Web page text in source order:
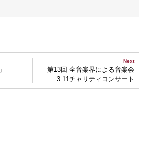
Next
第13回 全音楽界による音楽会
3.11チャリティコンサート